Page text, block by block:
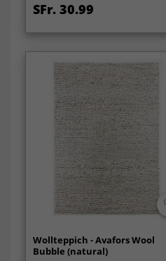
SFr. 30.99
Wollteppich - Avafors Wool
Bubble (natural)